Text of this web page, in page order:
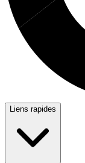
Liens rapides